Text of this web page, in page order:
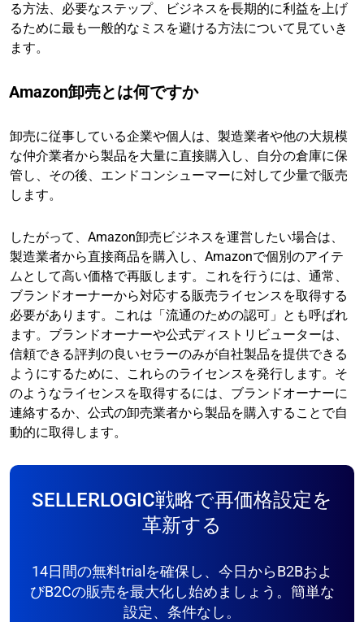
る方法、必要なステップ、ビジネスを長期的に利益を上げ
るために最も一般的なミスを避ける方法について見ていき
ます。
Amazon卸売とは何ですか
卸売に従事している企業や個人は、製造業者や他の大規模
な仲介業者から製品を大量に直接購入し、自分の倉庫に保
管し、その後、エンドコンシューマーに対して少量で販売
します。
したがって、Amazon卸売ビジネスを運営したい場合は、
製造業者から直接商品を購入し、Amazonで個別のアイテ
ムとして高い価格で再販します。これを行うには、通常、
ブランドオーナーから対応する販売ライセンスを取得する
必要があります。これは「流通のための認可」とも呼ばれ
ます。ブランドオーナーや公式ディストリビューターは、
信頼できる評判の良いセラーのみが自社製品を提供できる
ようにするために、これらのライセンスを発行します。そ
のようなライセンスを取得するには、ブランドオーナーに
連絡するか、公式の卸売業者から製品を購入することで自
動的に取得します。
SELLERLOGIC戦略で再価格設定を
革新する
14日間の無料trialを確保し、今日からB2Bおよ
びB2Cの販売を最大化し始めましょう。簡単な
設定、条件なし。